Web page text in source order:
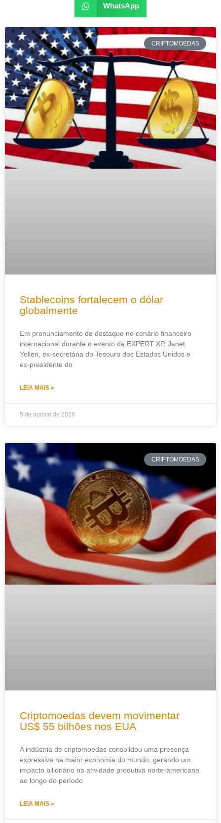
WhatsApp
CRIPTOMOEDAS
Stablecoins fortalecem o dólar
globalmente
Em pronunciamento de destaque no cenário financeiro
internacional durante o evento da EXPERT XP, Janet
Yellen, ex-secretária do Tesouro dos Estados Unidos e
ex-presidente do
LEIA MAIS »
5 de agosto de 2026
CRIPTOMOEDAS
Criptomoedas devem movimentar
US$ 55 bilhões nos EUA
A indústria de criptomoedas consolidou uma presença
expressiva na maior economia do mundo, gerando um
impacto bilionário na atividade produtiva norte-americana
ao longo do período
LEIA MAIS »